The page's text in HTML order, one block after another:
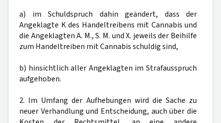
a) im Schuldspruch dahin geändert, dass der
Angeklagte K des Handeltreibens mit Cannabis und
die Angeklagten A. M., S. M. und X. jeweils der Beihilfe
zum Handeltreiben mit Cannabis schuldig sind,
b) hinsichtlich aller Angeklagten im Strafausspruch
aufgehoben.
2. Im Umfang der Aufhebungen wird die Sache zu
neuer Verhandlung und Entscheidung, auch über die